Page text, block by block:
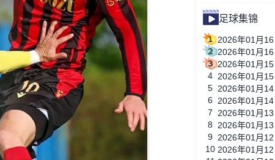
足球集锦
1
2
3
4
5
6
7
8
9
10